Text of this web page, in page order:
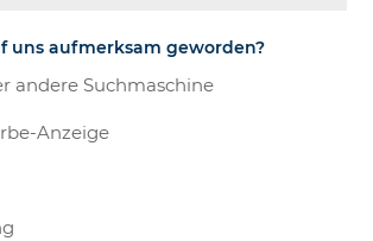
uns aufmerksam geworden?
andere Suchmaschine
Anzeige